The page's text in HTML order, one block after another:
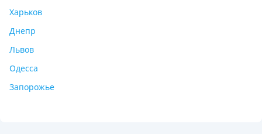
Харьков
Днепр
Львов
Одесса
Запорожье